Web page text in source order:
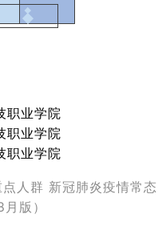
人群 新冠肺炎疫情常态
版）